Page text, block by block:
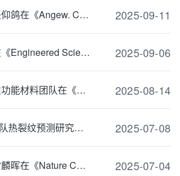
材料学院博士生任仰鸽在《Angew. Chem. Int. Ed.》上发表最新研究成果 2025-09-11
高彦峰教授团队在《Engineered Science》上发表最新研究成果 2025-09-06
材料学院纳米磁性功能材料团队在《Energy & Environmental Materials》上发表最新成果 2025-08-14
上海大学CAST团队热裂纹预测研究取得新进展 2025-07-08
材料学院博士生常麟晖在《Nature Communications》上发表最新研究成果 2025-07-04